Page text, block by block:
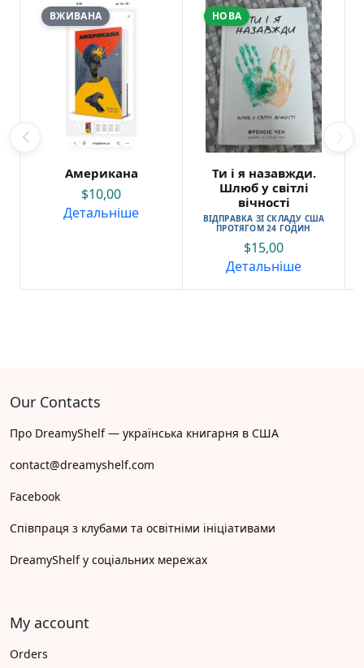
ВЖИВАНА
Американа
$10,00
Детальніше
НОВА
Ти і я назавжди.
Шлюб у світлі
вічності
ВІДПРАВКА ЗІ СКЛАДУ США
ПРОТЯГОМ 24 ГОДИН
$15,00
Детальніше
Our Contacts
Про DreamyShelf — українська книгарня в США
contact@dreamyshelf.com
Facebook
Співпраця з клубами та освітніми ініціативами
DreamyShelf у соціальних мережах
My account
Orders